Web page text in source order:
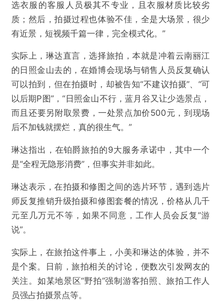
选衣服的客服人员极其不专业，且衣服材质比较劣
质；然后，拍摄过程也体验不佳，全是大场景，很少
有近景，短视频千篇一律，完全模式化。”
实际上，琳达直言，选择旅拍，本就是冲着云南丽江
的日照金山去的，在婚博会现场与销售人员反复确认
可以拍到，但在拍摄时，却被告知“不建议拍摄”、“可
以后期P图”，“日照金山不行，蓝月谷又让少选景点，
而且还要另附取景费，一处景点加价500元，到现场
后不加钱就摆烂，真的很生气。”
琳达指出，在铂爵旅拍的9大服务承诺中，其中一个
是“全程无隐形消费”，但事实并非如此。
琳达表示，在拍摄和修图之间的选片环节，遇到选片
师反复推销升级拍摄和修图套餐的情况，价格从几千
元至几万元不等，如果不同意，工作人员会反复“游
说”。
实际上，在旅拍这件事上，小美和琳达的体验，并不
是个案。日前，旅拍相关的讨论，便数次引发网友的
关注。如某地景区“野拍”强制游客拍照、旅拍工作人
员强占拍摄景点等。